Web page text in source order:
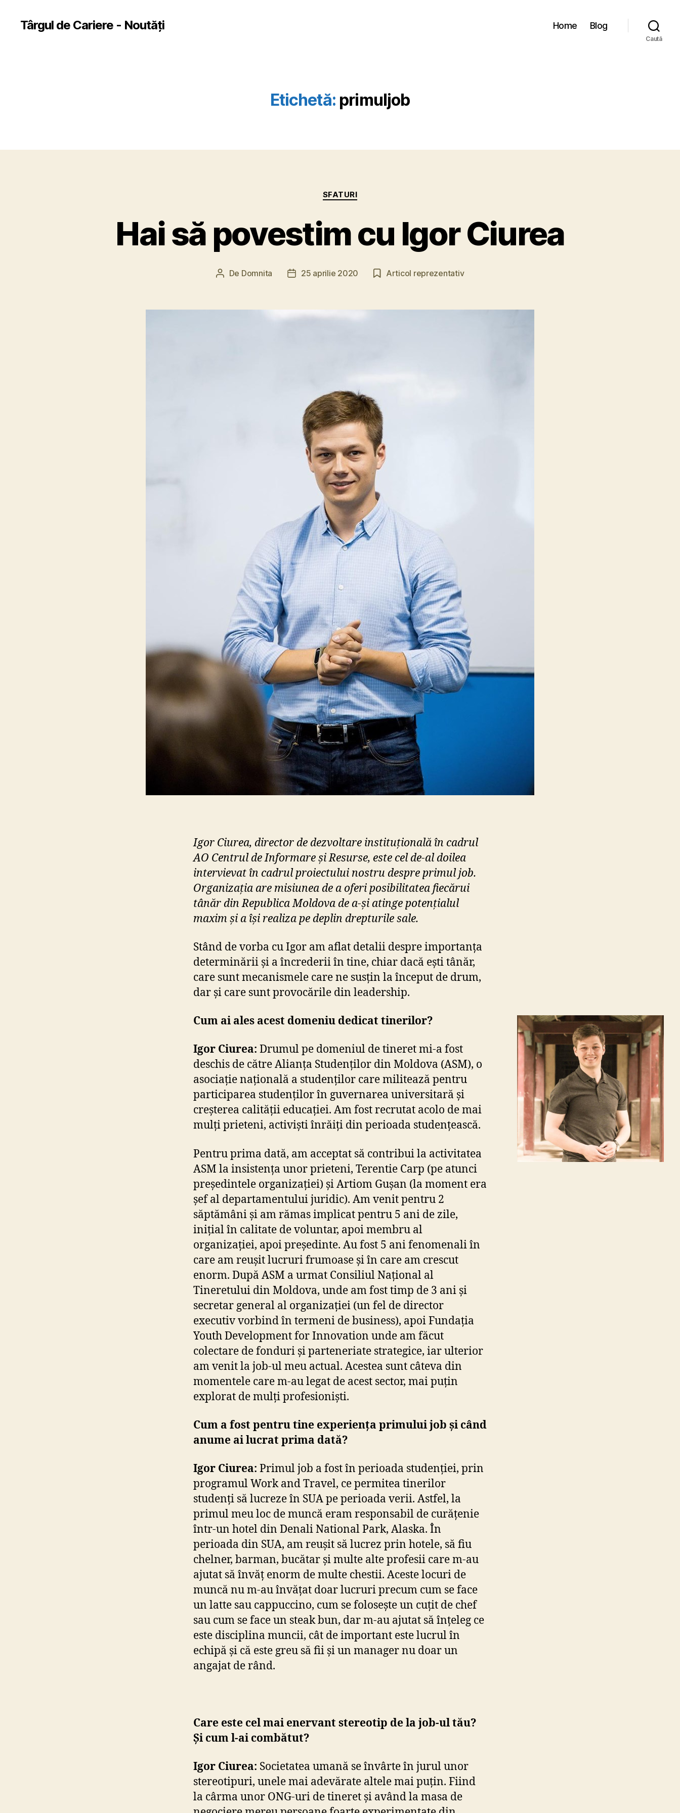
Târgul de Cariere - Noutăți Home Blog
Caută
Etichetă: primuljob
Categorii
SFATURI
Hai să povestim cu Igor Ciurea
Autor
De Domnita
Dată25 aprilie 2020 Articol reprezentativ
Igor Ciurea, director de dezvoltare instituțională în cadrul
AO Centrul de Informare și Resurse, este cel de-al doilea
intervievat în cadrul proiectului nostru despre primul job.
Organizația are misiunea de a oferi posibilitatea fiecărui
tânăr din Republica Moldova de a-și atinge potențialul
maxim și a își realiza pe deplin drepturile sale.
Stând de vorba cu Igor am aflat detalii despre importanța
determinării și a încrederii în tine, chiar dacă ești tânăr,
care sunt mecanismele care ne susțin la început de drum,
dar și care sunt provocările din leadership.
Cum ai ales acest domeniu dedicat tinerilor?
Igor Ciurea: Drumul pe domeniul de tineret mi-a fost
deschis de către Alianța Studenților din Moldova (ASM), o
asociație națională a studenților care militează pentru
participarea studenților în guvernarea universitară și
creșterea calității educației. Am fost recrutat acolo de mai
mulți prieteni, activiști înrăiți din perioada studențească.
Pentru prima dată, am acceptat să contribui la activitatea
ASM la insistența unor prieteni, Terentie Carp (pe atunci
președintele organizației) și Artiom Gușan (la moment era
șef al departamentului juridic). Am venit pentru 2
săptămâni și am rămas implicat pentru 5 ani de zile,
inițial în calitate de voluntar, apoi membru al
organizației, apoi președinte. Au fost 5 ani fenomenali în
care am reușit lucruri frumoase și în care am crescut
enorm. După ASM a urmat Consiliul Național al
Tineretului din Moldova, unde am fost timp de 3 ani și
secretar general al organizației (un fel de director
executiv vorbind în termeni de business), apoi Fundația
Youth Development for Innovation unde am făcut
colectare de fonduri și parteneriate strategice, iar ulterior
am venit la job-ul meu actual. Acestea sunt câteva din
momentele care m-au legat de acest sector, mai puțin
explorat de mulți profesioniști.
Cum a fost pentru tine experiența primului job și când
anume ai lucrat prima dată?
Igor Ciurea: Primul job a fost în perioada studenției, prin
programul Work and Travel, ce permitea tinerilor
studenți să lucreze în SUA pe perioada verii. Astfel, la
primul meu loc de muncă eram responsabil de curățenie
într-un hotel din Denali National Park, Alaska. În
perioada din SUA, am reușit să lucrez prin hotele, să fiu
chelner, barman, bucătar și multe alte profesii care m-au
ajutat să învăț enorm de multe chestii. Aceste locuri de
muncă nu m-au învățat doar lucruri precum cum se face
un latte sau cappuccino, cum se folosește un cuțit de chef
sau cum se face un steak bun, dar m-au ajutat să înțeleg ce
este disciplina muncii, cât de important este lucrul în
echipă și că este greu să fii și un manager nu doar un
angajat de rând.
Care este cel mai enervant stereotip de la job-ul tău?
Și cum l-ai combătut?
Igor Ciurea: Societatea umană se învârte în jurul unor
stereotipuri, unele mai adevărate altele mai puțin. Fiind
la cârma unor ONG-uri de tineret și având la masa de